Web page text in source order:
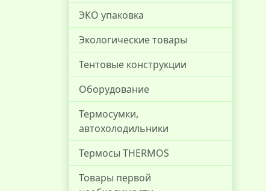
ЭКО упаковка
Экологические товары
Тентовые конструкции
Оборудование
Термосумки,
автохолодильники
Термосы THERMOS
Товары первой